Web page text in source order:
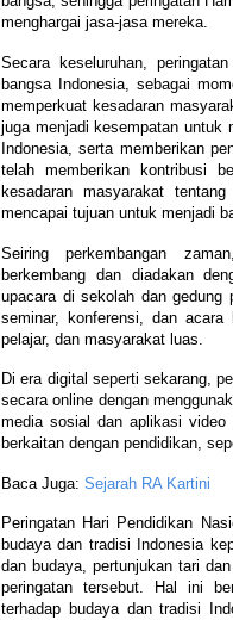
menghargai jasa-jasa mereka.
Secara keseluruhan,
bangsa Indonesia, sebagai
memperkuat kesadaran
juga menjadi kesempatan untuk
Indonesia, serta memberikan
telah memberikan kontribusi
kesadaran masyarakat
mencapai tujuan untuk menjadi
Seiring perkembangan
berkembang dan diadakan
upacara di sekolah dan gedung
seminar, konferensi, dan
pelajar, dan masyarakat luas.
Di era digital seperti sekarang,
secara online dengan
media sosial dan aplikasi video
berkaitan dengan pendidikan,
Baca Juga: Sejarah RA Kartini
Peringatan Hari Pendidikan
budaya dan tradisi Indonesia
dan budaya, pertunjukan tari
peringatan tersebut. Hal ini
terhadap budaya dan tradisi